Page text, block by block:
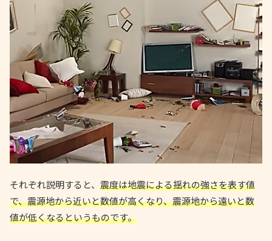
それぞれ説明すると、 震度は地震による揺れの強さを表す値
で、震源地から近いと数値が高くなり、震源地から遠いと数
値が低くなるというものです。